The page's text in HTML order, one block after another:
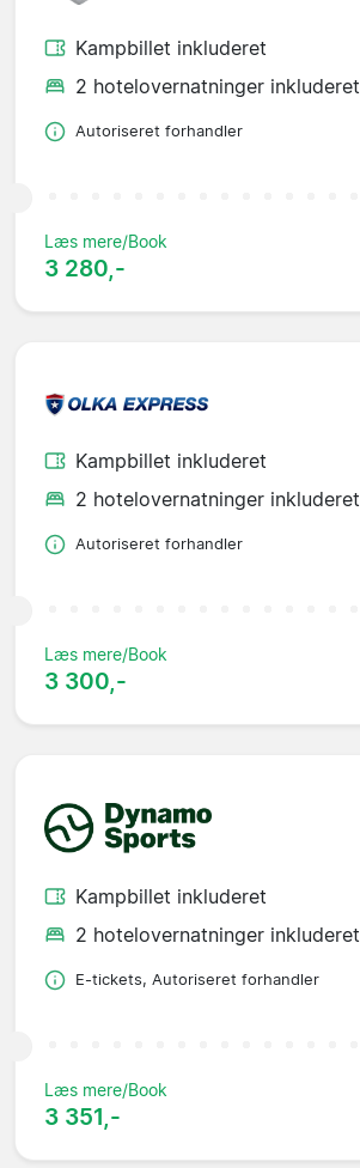
Kampbillet inkluderet
2 hotelovernatninger inkluderet
Autoriseret forhandler
Læs mere/Book
3 280,-
Kampbillet inkluderet
2 hotelovernatninger inkluderet
Autoriseret forhandler
Læs mere/Book
3 300,-
Kampbillet inkluderet
2 hotelovernatninger inkluderet
E-tickets, Autoriseret forhandler
Læs mere/Book
3 351,-